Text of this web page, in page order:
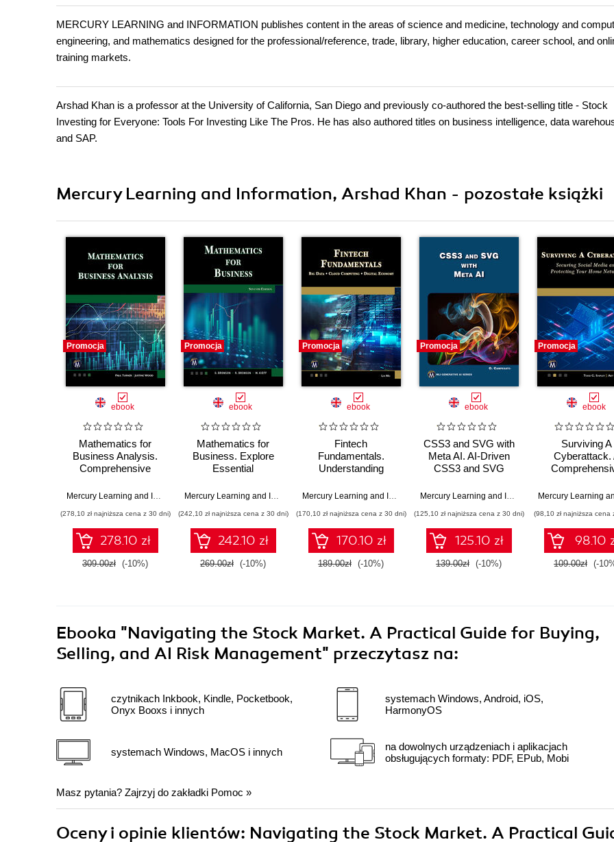
MERCURY LEARNING and INFORMATION publishes content in the areas of science and medicine, technology and
engineering, and mathematics designed for the professional/reference, trade, library, higher education, career school, and
training markets.
Arshad Khan is a professor at the University of California, San Diego and previously co-authored the best-selling title - Stock
Investing for Everyone: Tools For Investing Like The Pros. He has also authored titles on business intelligence, data
and SAP.
Mercury Learning and Information, Arshad Khan - pozostałe książki
Promocja
ebook
Mathematics for
Business Analysis.
Comprehensive
Techniques and
Business
,Paul Turner,Justine Wood
(278,10 zł najniższa cena z 30 dni)
278.10 zł
309.00zł (-10%)
Promocja
ebook
Mathematics for
Business. Explore
Essential
Concepts and
Decision Making
,Gary Bronson, Richard Bronson,Maureen Kieff
(242,10 zł najniższa cena z 30 dni)
242.10 zł
269.00zł (-10%)
Promocja
ebook
Fintech
Fundamentals.
Understanding
Technologies and
Modern Industries
,Len Mei
(170,10 zł najniższa cena z 30 dni)
170.10 zł
189.00zł (-10%)
Promocja
ebook
CSS3 and SVG with
Meta AI. AI-Driven
CSS3 and SVG
for Modern Web
,Oswald
(125,10 zł najniższa cena z 30 dni)
125.10 zł
139.00zł (-10%)
Promocja
ebook
Surviving A
Cyberattack.
Security for
(98,10 zł najniższa cena
98.10
109.00zł (-
Ebooka "Navigating the Stock Market. A Practical Guide for Buying,
Selling, and AI Risk Management" przeczytasz na:
czytnikach Inkbook, Kindle, Pocketbook,
Onyx Booxs i innych
systemach Windows, MacOS i innych
systemach Windows, Android, iOS,
HarmonyOS
na dowolnych urządzeniach i aplikacjach
obsługujących formaty: PDF, EPub, Mobi
Masz pytania? Zajrzyj do zakładki Pomoc »
Oceny i opinie klientów: Navigating the Stock Market. A Practical